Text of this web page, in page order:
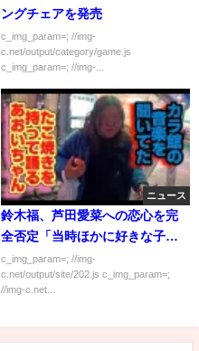
ングチェアを発売
c_img_param=; //img-
c.net/output/category/game.js
c_img_param=; //img-...
ニュース
鈴木福、芦田愛菜への恋心を完
全否定「当時ほかに好きな子が
いました」
c_img_param=; //img-
c.net/output/site/202.js c_img_param=;
//img-c.net...